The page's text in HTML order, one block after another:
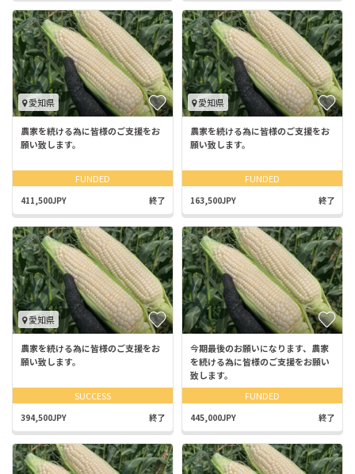
愛知県
農家を続ける為に皆様のご支援をお
願い致します。
FUNDED
411,500JPY 終了
愛知県
農家を続ける為に皆様のご支援をお
願い致します。
FUNDED
163,500JPY 終了
愛知県
農家を続ける為に皆様のご支援をお
願い致します。
SUCCESS
394,500JPY 終了
今期最後のお願いになります、農家
を続ける為に皆様のご支援をお願い
致します。
FUNDED
445,000JPY 終了